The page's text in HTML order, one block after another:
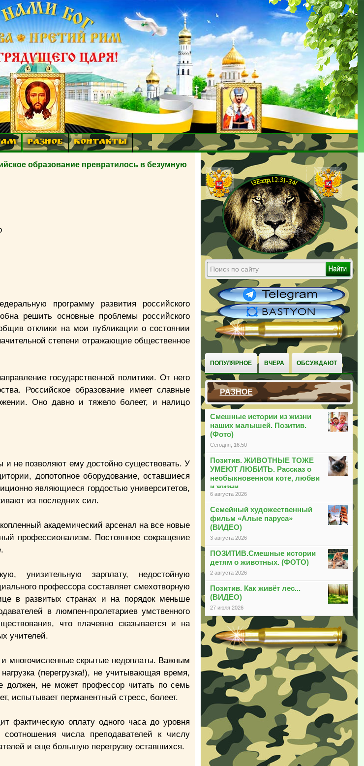
РАЗНОЕ КОНТАКТЫ
ПОПУЛЯРНОЕ ВЧЕРА ОБСУЖДАЮТ
РАЗНОЕ
Смешные истории из жизни
наших малышей. Позитив.
(Фото)
Сегодня, 16:50
Позитив. ЖИВОТНЫЕ ТОЖЕ
УМЕЮТ ЛЮБИТЬ. Рассказ о
необыкновенном коте, любви
и жизни
6 августа 2026
Семейный художественный
фильм «Алые паруса»
(ВИДЕО)
3 августа 2026
ПОЗИТИВ.Смешные истории
детям о животных. (ФОТО)
2 августа 2026
Позитив. Как живёт лес...
(ВИДЕО)
27 июля 2026
образование превратилось в безумную
программу развития российского
решить основные проблемы российского
отклики на мои публикации о состоянии
степени отражающие общественное
государственной политики. От него
Российское образование имеет славные
Оно давно и тяжело болеет, и налицо
и не позволяют ему достойно существовать. У
допотопное оборудование, оставшиеся
являющиеся гордостью университетов,
из последних сил.
академический арсенал на все новые
профессионализм. Постоянное сокращение
унизительную зарплату, недостойную
профессора составляет смехотворную
в развитых странах и на порядок меньше
в люмпен-пролетариев умственного
что плачевно сказывается и на
учителей.
многочисленные скрытые недоплаты. Важным
(перегрузка!), не учитывающая время,
должен, не может профессор читать по семь
испытывает перманентный стресс, болеет.
фактическую оплату одного часа до уровня
соотношения числа преподавателей к числу
и еще большую перегрузку оставшихся.